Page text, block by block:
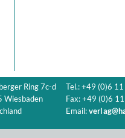
Ring 7c-d
Wiesbaden
Tel.: +49 (0)6
Fax: +49 (0)6
Email: